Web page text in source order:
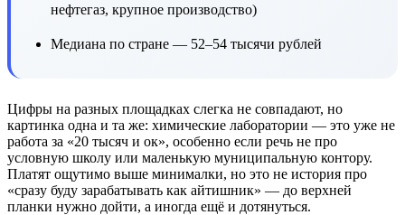
нефтегаз, крупное производство)
Медиана по стране — 52–54 тысячи рублей
Цифры на разных площадках слегка не совпадают, но
картинка одна и та же: химические лаборатории — это уже не
работа за «20 тысяч и ок», особенно если речь не про
условную школу или маленькую муниципальную контору.
Платят ощутимо выше минималки, но это не история про
«сразу буду зарабатывать как айтишник» — до верхней
планки нужно дойти, а иногда ещё и дотянуться.